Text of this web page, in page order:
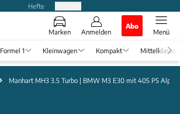
Hefte
Marken Anmelden
Abo
Menü
Formel 1 Kleinwagen Kompakt Mittelklasse
Manhart MH3 3.5 Turbo | BMW M3 E30 mit 405 PS